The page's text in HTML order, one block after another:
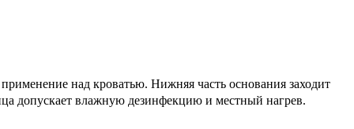
над кроватью. Нижняя часть основания заходит
допускает влажную дезинфекцию и местный нагрев.